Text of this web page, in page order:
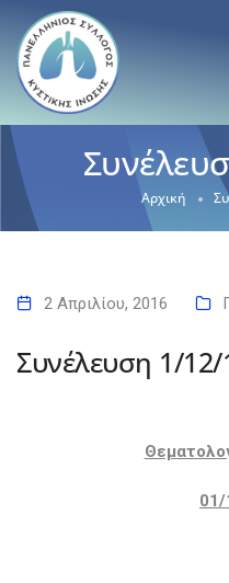
Αρχική
2 Απριλίου, 2016
Συνέλευση 1/12/